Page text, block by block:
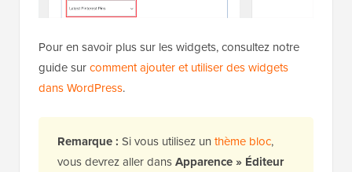
Pour en savoir plus sur les widgets, consultez notre
guide surcomment ajouter et utiliser des widgets
dans WordPress.
Remarque : Si vous utilisez un thème bloc,
vous devrez aller dansApparence » Éditeur